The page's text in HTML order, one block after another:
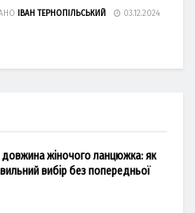
ІВАН ТЕРНОПІЛЬСЬКИЙ 03.12.2024
жіночого ланцюжка: як
вибір без попередньої